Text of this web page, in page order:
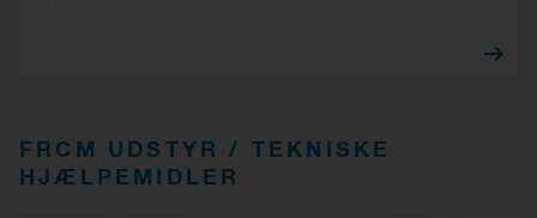
FRCM UDSTYR / TEKNISKE
HJÆLPEMIDLER